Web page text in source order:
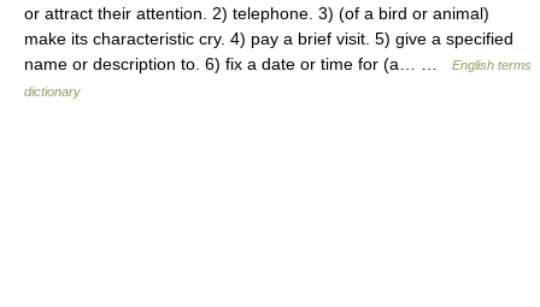
or attract their attention. 2) telephone. 3) (of a bird or animal)
make its characteristic cry. 4) pay a brief visit. 5) give a specified
name or description to. 6) fix a date or time for (a… …
English terms
dictionary